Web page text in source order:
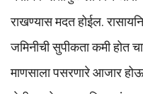
राखण्यास मदत होईल.
जमिनीची सुपीकता कमी
माणसाला पसरणारे आजार होऊ